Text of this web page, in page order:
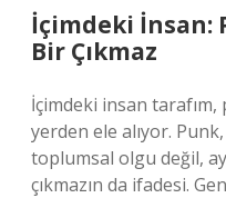
İçimdeki İnsan:
Bir Çıkmaz
İçimdeki insan tarafım,
yerden ele alıyor.
toplumsal olgu değil,
çıkmazın da ifadesi.